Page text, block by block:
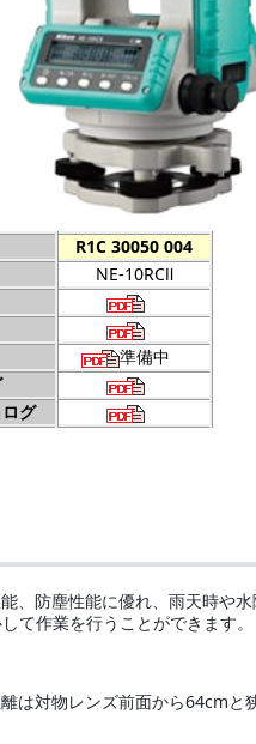
R1C 30050 004
NE-10RCⅡ
準備中
グ
、防塵性能に優れ、雨天時や
て作業を行うことができます。
は対物レンズ前面から64cmと